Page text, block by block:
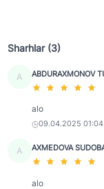
Sharhlar (3)
A ABDURAXMONOV
alo
09.04.2025 01:04
A AXMEDOVA
alo